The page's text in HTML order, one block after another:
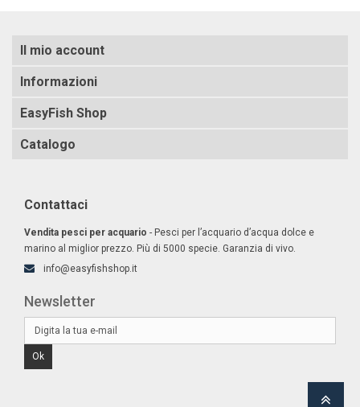
Il mio account
Informazioni
EasyFish Shop
Catalogo
Contattaci
Vendita pesci per acquario - Pesci per l’acquario d’acqua dolce e
marino al miglior prezzo. Più di 5000 specie. Garanzia di vivo.
info@easyfishshop.it
Newsletter
Ok